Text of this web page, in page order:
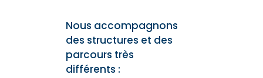
Nous accompagnons
des structures et des
parcours très
différents :